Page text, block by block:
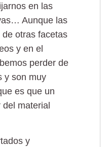
en las
Aunque las
otras facetas
y en el
perder de
y son muy
es que un
material
y